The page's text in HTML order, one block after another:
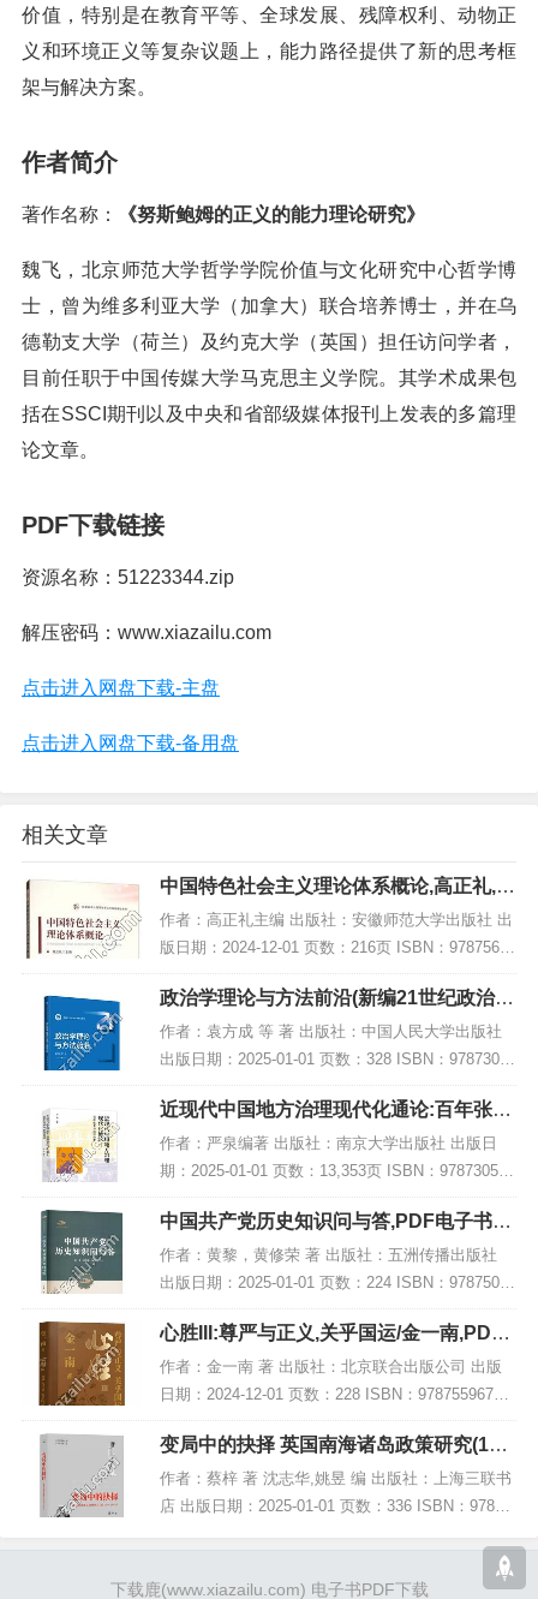
价值，特别是在教育平等、全球发展、残障权利、动物正
义和环境正义等复杂议题上，能力路径提供了新的思考框
架与解决方案。
作者简介
著作名称： 《努斯鲍姆的正义的能力理论研究》
魏飞，北京师范大学哲学学院价值与文化研究中心哲学博
士，曾为维多利亚大学（加拿大）联合培养博士，并在乌
德勒支大学（荷兰）及约克大学（英国）担任访问学者，
目前任职于中国传媒大学马克思主义学院。其学术成果包
括在SSCI期刊以及中央和省部级媒体报刊上发表的多篇理
论文章。
PDF下载链接
资源名称：51223344.zip
解压密码：www.xiazailu.com
点击进入网盘下载-主盘
点击进入网盘下载-备用盘
相关文章
中国特色社会主义理论体系概论,高正礼,P
DF电子书网盘下载
作者：高正礼主编 出版社：安徽师范大学出版社 出
版日期：2024-12-01 页数：216页 ISBN：97875676
17032 电子书大小：224MB [高清扫描版PDF格式]
内容简介...
政治学理论与方法前沿(新编21世纪政治学
系列教材),PDF下载
作者：袁方成 等 著 出版社：中国人民大学出版社
出版日期：2025-01-01 页数：328 ISBN：97873003
28423 电子书大小：231MB [高清扫描版PDF格式]
内容简...
近现代中国地方治理现代化通论:百年张謇
与路径探索,PDF下载
作者：严泉编著 出版社：南京大学出版社 出版日
期：2025-01-01 页数：13,353页 ISBN：978730528
1747 电子书大小：238MB [高清扫描版PDF格式] 内
容简介...
中国共产党历史知识问与答,PDF电子书下
载,网盘资源
作者：黄黎，黄修荣 著 出版社：五洲传播出版社
出版日期：2025-01-01 页数：224 ISBN：97875085
42683 电子书大小：263MB [高清扫描版PDF格式]
内容简介...
心胜III:尊严与正义,关乎国运/金一南,PDF
电子书下载
作者：金一南 著 出版社：北京联合出版公司 出版
日期：2024-12-01 页数：228 ISBN：97875596793
83 电子书大小：235MB [高清扫描版PDF格式] 内容
简介 《...
变局中的抉择 英国南海诸岛政策研究(192
0-1941),PDF下载
作者：蔡梓 著 沈志华,姚昱 编 出版社：上海三联书
店 出版日期：2025-01-01 页数：336 ISBN：97875
下载鹿(www.xiazailu.com) 电子书PDF下载